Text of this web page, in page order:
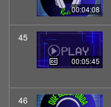
00:04:08
45
00:05:45
46